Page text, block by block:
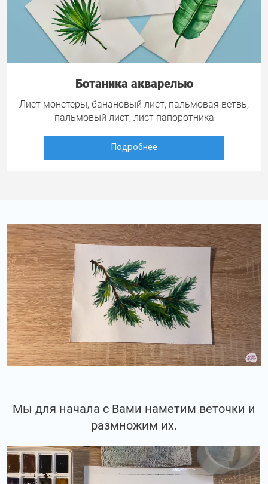
Ботаника акварелью
Лист монстеры, банановый лист, пальмовая ветвь,
пальмовый лист, лист папоротника
Подробнее
Мы для начала с Вами наметим веточки и
размножим их.